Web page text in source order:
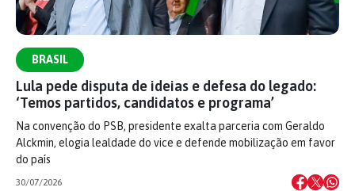
BRASIL
Lula pede disputa de ideias e defesa do legado:
‘Temos partidos, candidatos e programa’
Na convenção do PSB, presidente exalta parceria com Geraldo
Alckmin, elogia lealdade do vice e defende mobilização em favor
do país
30/07/2026